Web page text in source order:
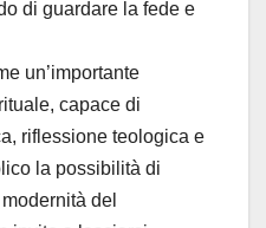
di guardare la fede e
un’importante
capace di
riflessione teologica e
la possibilità di
del